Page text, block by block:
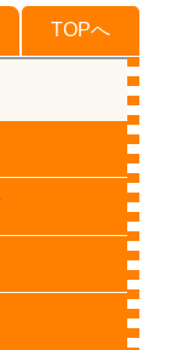
TOPへ